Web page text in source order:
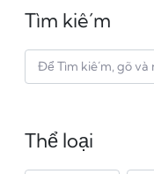
Tìm kiếm
Thể loại